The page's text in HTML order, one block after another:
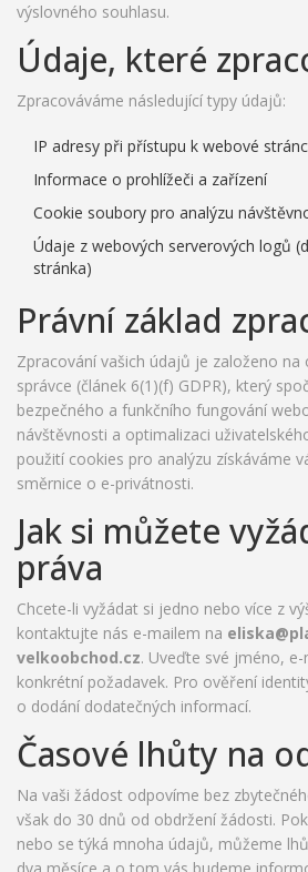
výslovného souhlasu.
Údaje, které
Zpracováváme následující typy údajů:
IP adresy při přístupu k webové
Informace o prohlížeči a zařízení
Cookie soubory pro analýzu
Údaje z webových serverových logů
stránka)
Právní základ
Zpracování vašich údajů je založeno na
správce (článek 6(1)(f) GDPR), který
bezpečného a funkčního fungování
návštěvnosti a optimalizaci
použití cookies pro analýzu získáváme
směrnice o e-privátnosti.
Jak si můžete
práva
Chcete-li vyžádat si jedno nebo více z
kontaktujte nás e-mailem na
velkoobchod.cz. Uveďte své jméno,
konkrétní požadavek. Pro ověření
o dodání dodatečných informací.
Časové lhůty na
Na vaši žádost odpovíme bez
však do 30 dnů od obdržení žádosti.
nebo se týká mnoha údajů, můžeme